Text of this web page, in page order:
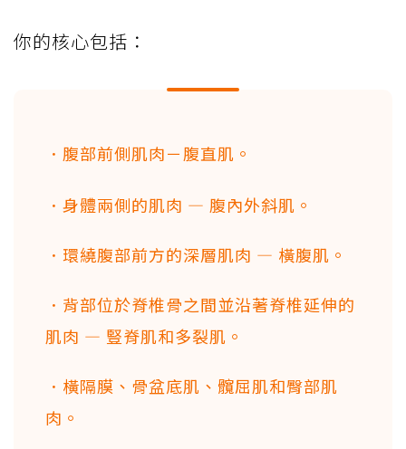
你的核心包括：
．腹部前側肌肉－腹直肌。
．身體兩側的肌肉 — 腹內外斜肌。
．環繞腹部前方的深層肌肉 — 橫腹肌。
．背部位於脊椎骨之間並沿著脊椎延伸的
肌肉 — 豎脊肌和多裂肌。
．橫隔膜、骨盆底肌、髖屈肌和臀部肌
肉。